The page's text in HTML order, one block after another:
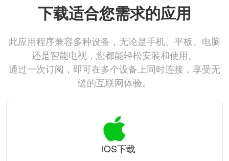
下载适合您需求的应用
此应用程序兼容多种设备，无论是手机、平板、电脑
还是智能电视，您都能轻松安装和使用。
通过一次订阅，即可在多个设备上同时连接，享受无
缝的互联网体验。
iOS下载